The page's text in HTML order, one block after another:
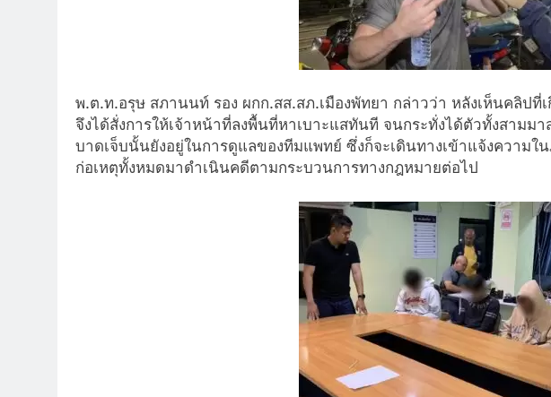
พ.ต.ท.อรุษ สภานนท์ รอง ผกก.สส.สภ.เมืองพัทยา กล่าวว่า หลังเห็นคลิปที่
จึงได้สั่งการให้เจ้าหน้าที่ลงพื้นที่หาเบาะแสทันที จนกระทั่งได้ตัวทั้งสามม
บาดเจ็บนั้นยังอยู่ในการดูแลของทีมแพทย์ ซึ่งก็จะเดินทางเข้าแจ้งความ
ก่อเหตุทั้งหมดมาดำเนินคดีตามกระบวนการทางกฎหมายต่อไป